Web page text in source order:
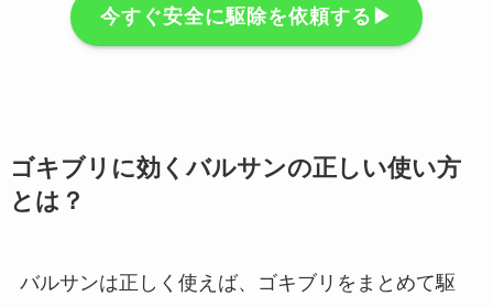
今すぐ安全に駆除を依頼する▶︎
ゴキブリに効くバルサンの正しい使い方
とは？
バルサンは正しく使えば、ゴキブリをまとめて駆